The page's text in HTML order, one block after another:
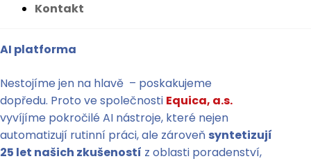
Kontakt
AI platforma
Nestojíme jen na hlavě – poskakujeme
dopředu. Proto ve společnosti Equica, a.s.
vyvíjíme pokročilé AI nástroje, které nejen
automatizují rutinní práci, ale zároveň syntetizují
25 let našich zkušeností z oblasti poradenství,